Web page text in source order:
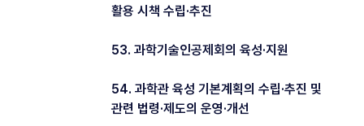
활용 시책 수립·추진
53. 과학기술인공제회의 육성·지원
54. 과학관 육성 기본계획의 수립·추진 및
관련 법령·제도의 운영·개선